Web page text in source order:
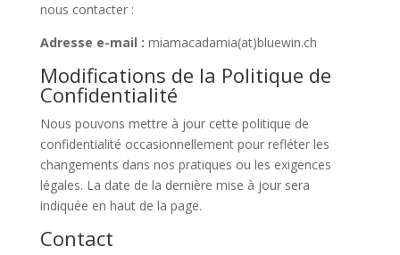
nous contacter :
Adresse e-mail : miamacadamia(at)bluewin.ch
Modifications de la Politique de
Confidentialité
Nous pouvons mettre à jour cette politique de
confidentialité occasionnellement pour refléter les
changements dans nos pratiques ou les exigences
légales. La date de la dernière mise à jour sera
indiquée en haut de la page.
Contact